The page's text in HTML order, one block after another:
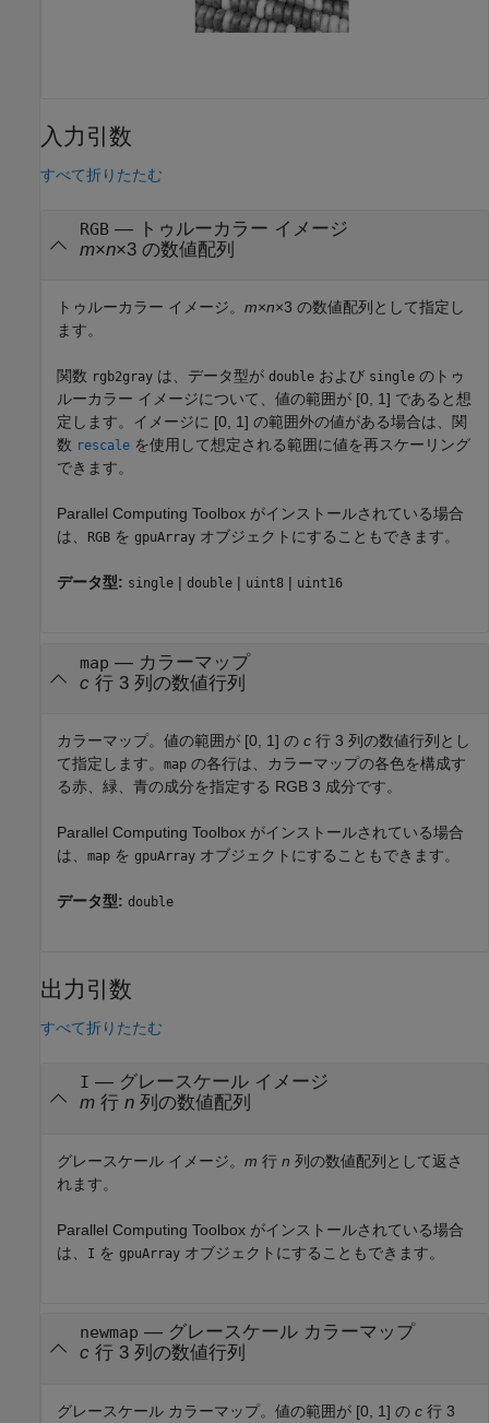
入力引数
すべて折りたたむ
RGB— トゥルーカラー イメージ
m×n×3 の数値配列
トゥルーカラー イメージ。 m×n×3 の数値配列として指定し
ます。
関数 rgb2gray は、データ型が double および single のトゥ
ルーカラー イメージについて、値の範囲が [0, 1] であると想
定します。イメージに [0, 1] の範囲外の値がある場合は、関
数 rescale を使用して想定される範囲に値を再スケーリング
できます。
Parallel Computing Toolbox がインストールされている場合
は、
RGB を gpuArray オブジェクトにすることもできます。
データ型: single | double | uint8 | uint16
map — カラーマップ
c 行 3 列の数値行列
カラーマップ。値の範囲が [0, 1] の c 行 3 列の数値行列とし
て指定します。 map の各行は、カラーマップの各色を構成す
る赤、緑、青の成分を指定する RGB 3 成分です。
Parallel Computing Toolbox がインストールされている場合
は、 map を gpuArray オブジェクトにすることもできます。
データ型: double
出力引数
すべて折りたたむ
I — グレースケール イメージ
m行 n列の数値配列
グレースケール イメージ。 m 行 n 列の数値配列として返さ
れます。
Parallel Computing Toolbox がインストールされている場合
は、
I を gpuArray オブジェクトにすることもできます。
newmap — グレースケール カラーマップ
c 行 3 列の数値行列
グレースケール カラーマップ。値の範囲が [0, 1] の c 行 3